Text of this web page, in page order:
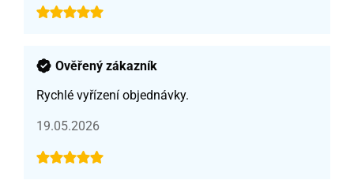
Ověřený zákazník
Rychlé vyřízení objednávky.
19.05.2026